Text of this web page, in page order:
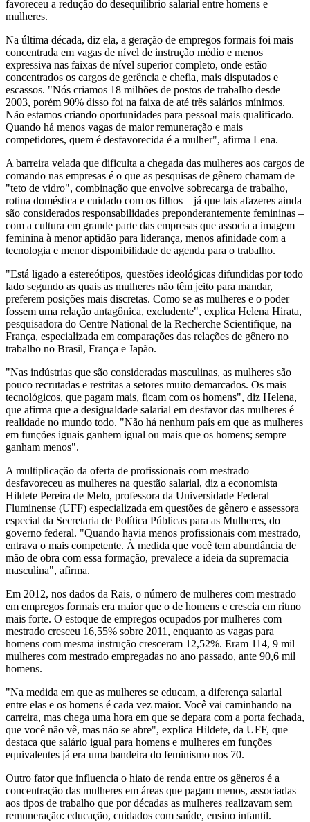
favoreceu a redução do desequilíbrio salarial entre homens e
mulheres.
Na última década, diz ela, a geração de empregos formais foi mais
concentrada em vagas de nível de instrução médio e menos
expressiva nas faixas de nível superior completo, onde estão
concentrados os cargos de gerência e chefia, mais disputados e
escassos. "Nós criamos 18 milhões de postos de trabalho desde
2003, porém 90% disso foi na faixa de até três salários mínimos.
Não estamos criando oportunidades para pessoal mais qualificado.
Quando há menos vagas de maior remuneração e mais
competidores, quem é desfavorecida é a mulher", afirma Lena.
A barreira velada que dificulta a chegada das mulheres aos cargos de
comando nas empresas é o que as pesquisas de gênero chamam de
"teto de vidro", combinação que envolve sobrecarga de trabalho,
rotina doméstica e cuidado com os filhos – já que tais afazeres ainda
são considerados responsabilidades preponderantemente femininas –
com a cultura em grande parte das empresas que associa a imagem
feminina à menor aptidão para liderança, menos afinidade com a
tecnologia e menor disponibilidade de agenda para o trabalho.
"Está ligado a estereótipos, questões ideológicas difundidas por todo
lado segundo as quais as mulheres não têm jeito para mandar,
preferem posições mais discretas. Como se as mulheres e o poder
fossem uma relação antagônica, excludente", explica Helena Hirata,
pesquisadora do Centre National de la Recherche Scientifique, na
França, especializada em comparações das relações de gênero no
trabalho no Brasil, França e Japão.
"Nas indústrias que são consideradas masculinas, as mulheres são
pouco recrutadas e restritas a setores muito demarcados. Os mais
tecnológicos, que pagam mais, ficam com os homens", diz Helena,
que afirma que a desigualdade salarial em desfavor das mulheres é
realidade no mundo todo. "Não há nenhum país em que as mulheres
em funções iguais ganhem igual ou mais que os homens; sempre
ganham menos".
A multiplicação da oferta de profissionais com mestrado
desfavoreceu as mulheres na questão salarial, diz a economista
Hildete Pereira de Melo, professora da Universidade Federal
Fluminense (UFF) especializada em questões de gênero e assessora
especial da Secretaria de Política Públicas para as Mulheres, do
governo federal. "Quando havia menos profissionais com mestrado,
entrava o mais competente. À medida que você tem abundância de
mão de obra com essa formação, prevalece a ideia da supremacia
masculina", afirma.
Em 2012, nos dados da Rais, o número de mulheres com mestrado
em empregos formais era maior que o de homens e crescia em ritmo
mais forte. O estoque de empregos ocupados por mulheres com
mestrado cresceu 16,55% sobre 2011, enquanto as vagas para
homens com mesma instrução cresceram 12,52%. Eram 114, 9 mil
mulheres com mestrado empregadas no ano passado, ante 90,6 mil
homens.
"Na medida em que as mulheres se educam, a diferença salarial
entre elas e os homens é cada vez maior. Você vai caminhando na
carreira, mas chega uma hora em que se depara com a porta fechada,
que você não vê, mas não se abre", explica Hildete, da UFF, que
destaca que salário igual para homens e mulheres em funções
equivalentes já era uma bandeira do feminismo nos 70.
Outro fator que influencia o hiato de renda entre os gêneros é a
concentração das mulheres em áreas que pagam menos, associadas
aos tipos de trabalho que por décadas as mulheres realizavam sem
remuneração: educação, cuidados com saúde, ensino infantil.